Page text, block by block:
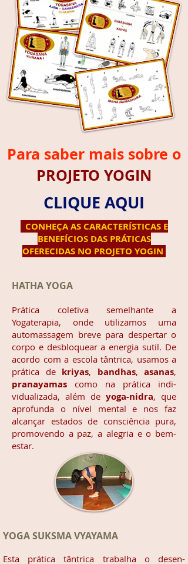
Para saber mais sobre o
PROJETO YOGIN
CLIQUE AQUI
CONHEÇA AS CARACTERÍSTICAS E
BENEFÍCIOS DAS PRÁTICAS
OFERECIDAS NO PROJETO YOGIN
HATHA YOGA
Prática coletiva semelhante a
Yogaterapia, onde utilizamos uma
automassagem breve para despertar o
corpo e desbloquear a energia sutil. De
acordo com a escola tântrica, usamos a
prática de kriyas, bandhas, asanas,
pranayamas como na prática indi-
vidualizada, além de yoga-nidra, que
aprofunda o nível mental e nos faz
alcançar estados de consciência pura,
promovendo a paz, a alegria e o bem-
estar.
YOGA SUKSMA VYAYAMA
Esta prática tântrica trabalha o desen-